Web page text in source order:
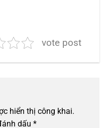
vote post
hiển thị công khai.
dấu *